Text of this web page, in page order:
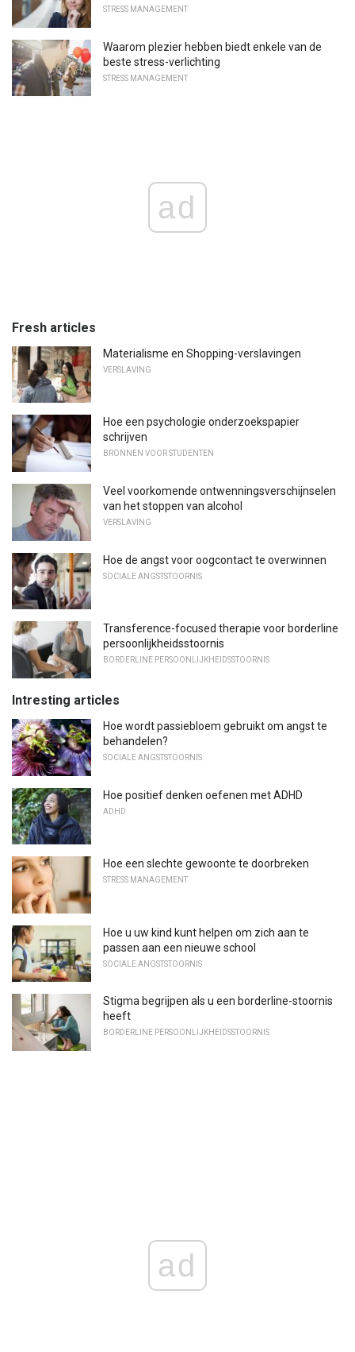
STRESS MANAGEMENT
Waarom plezier hebben biedt enkele van de
beste stress-verlichting
STRESS MANAGEMENT
ad
Fresh articles
Materialisme en Shopping-verslavingen
VERSLAVING
Hoe een psychologie onderzoekspapier
schrijven
BRONNEN VOOR STUDENTEN
Veel voorkomende ontwenningsverschijnselen
van het stoppen van alcohol
VERSLAVING
Hoe de angst voor oogcontact te overwinnen
SOCIALE ANGSTSTOORNIS
Transference-focused therapie voor borderline
persoonlijkheidsstoornis
BORDERLINE PERSOONLIJKHEIDSSTOORNIS
Intresting articles
Hoe wordt passiebloem gebruikt om angst te
behandelen?
SOCIALE ANGSTSTOORNIS
Hoe positief denken oefenen met ADHD
ADHD
Hoe een slechte gewoonte te doorbreken
STRESS MANAGEMENT
Hoe u uw kind kunt helpen om zich aan te
passen aan een nieuwe school
SOCIALE ANGSTSTOORNIS
Stigma begrijpen als u een borderline-stoornis
heeft
BORDERLINE PERSOONLIJKHEIDSSTOORNIS
ad